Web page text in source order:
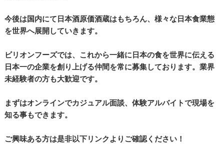
今後は国内にて日本酒原価酒蔵はもちろん、様々な日本食業態
を世界へ展開していきます。
ビリオンフーズでは、これから一緒に日本の食を世界に伝える
日本一の企業を創り上げる仲間を常に募集しております。業界
未経験者の方も大歓迎です。
まずはオンラインでカジュアル面談、体験アルバイトで現場を
知る事もできます。
ご興味ある方は是非以下リンクよりご確認ください！